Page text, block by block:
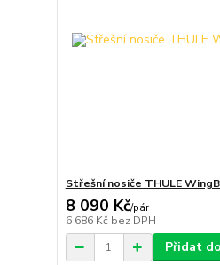
Střešní nosiče THULE
8 090 Kč/pár
6 686 Kč bez DPH
Přidat